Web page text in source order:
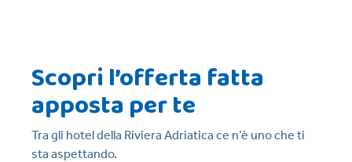
Scopri l’offerta fatta
apposta per te
Tra gli hotel della Riviera Adriatica ce n’è uno che ti
sta aspettando.